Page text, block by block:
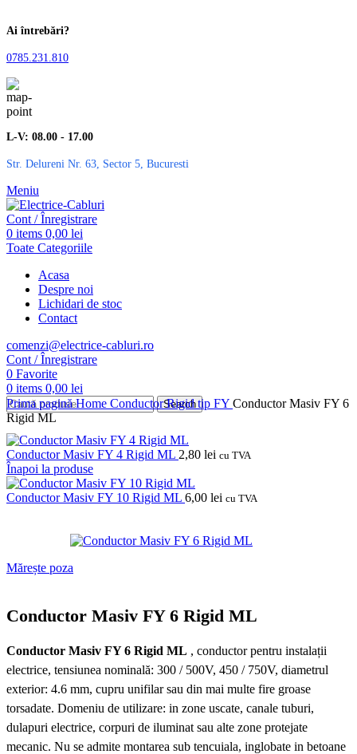
Ai întrebări?
0785.231.810
L-V: 08.00 - 17.00
Str. Delureni Nr. 63, Sector 5, Bucuresti
Meniu
Cont / Înregistrare
0 items 0,00 lei
Toate Categoriile
Acasa
Despre noi
Lichidari de stoc
Contact
comenzi@electrice-cabluri.ro
Cont / Înregistrare
0 Favorite
0 items 0,00 lei
Search
Prima paginăHome Conductor Rigid tip FY Conductor Masiv FY 6
Rigid ML
Conductor Masiv FY 4 Rigid ML 2,80 lei cu TVA
Înapoi la produse
Conductor Masiv FY 10 Rigid ML 6,00 lei cu TVA
Mărește poza
Conductor Masiv FY 6 Rigid ML
Conductor Masiv FY 6 Rigid ML , conductor pentru instalații
electrice, tensiunea nominală: 300 / 500V, 450 / 750V, diametrul
exterior: 4.6 mm, cupru unifilar sau din mai multe fire groase
torsadate. Domeniu de utilizare: in zone uscate, canale tuburi,
dulapuri electrice, corpuri de iluminat sau alte zone protejate
mecanic. Nu se admite montarea sub tencuiala, inglobate in betoane